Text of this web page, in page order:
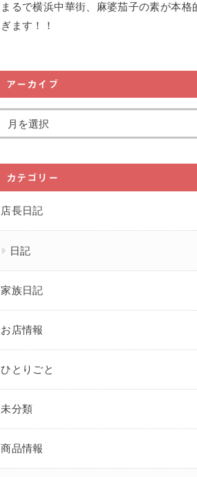
まるで横浜中華街、麻婆茄子の素が本格
ぎます！！
アーカイブ
カテゴリー
店長日記
日記
家族日記
お店情報
ひとりごと
未分類
商品情報